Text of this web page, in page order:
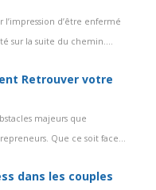
d’être enfermé
sur la suite du chemin....
Retrouver votre
majeurs que
Que ce soit face...
dans les couples